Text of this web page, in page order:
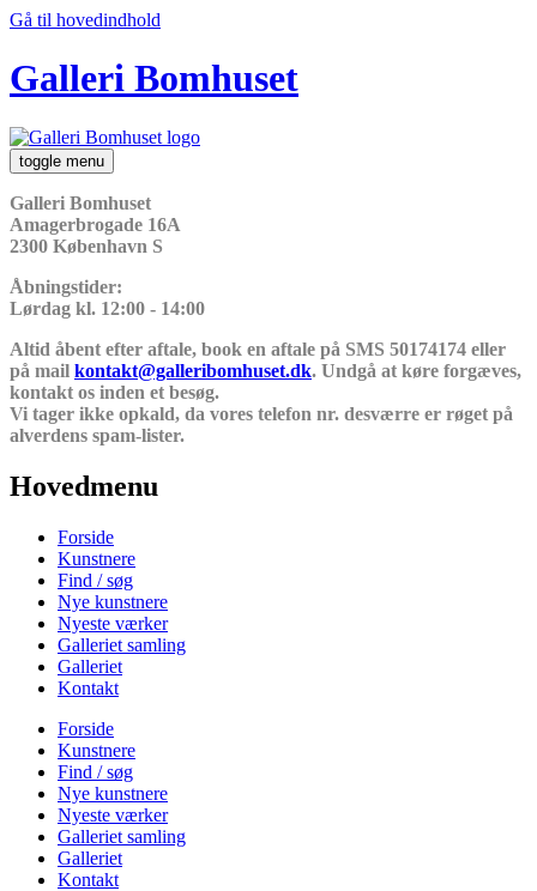
Gå til hovedindhold
Galleri Bomhuset
toggle menu
Galleri Bomhuset
Amagerbrogade 16A
2300 København S
Åbningstider:
Lørdag kl. 12:00 - 14:00
Altid åbent efter aftale, book en aftale på SMS 50174174 eller
på mail kontakt@galleribomhuset.dk. Undgå at køre forgæves,
kontakt os inden et besøg.
Vi tager ikke opkald, da vores telefon nr. desværre er røget på
alverdens spam-lister.
Hovedmenu
Forside
Kunstnere
Find / søg
Nye kunstnere
Nyeste værker
Galleriet samling
Galleriet
Kontakt
Forside
Kunstnere
Find / søg
Nye kunstnere
Nyeste værker
Galleriet samling
Galleriet
Kontakt